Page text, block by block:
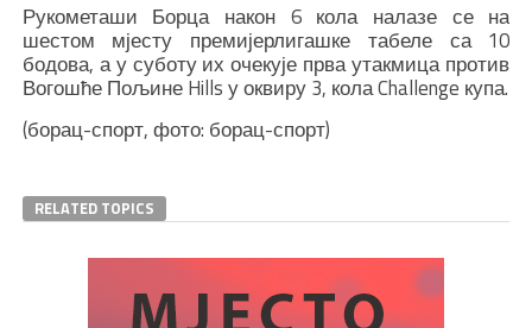
Рукометаши Борца након 6 кола налазе се на
шестом мјесту премијерлигашке табеле са 10
бодова, а у суботу их очекује прва утакмица против
Вогошће Пољине Hills у оквиру 3, кола Challenge купа.
(борац-спорт, фото: борац-спорт)
RELATED TOPICS